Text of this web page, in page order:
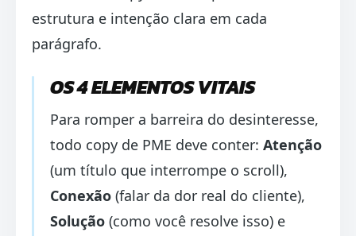
estrutura e intenção clara em cada
parágrafo.
OS 4 ELEMENTOS VITAIS
Para romper a barreira do desinteresse,
todo copy de PME deve conter: Atenção
(um título que interrompe o scroll),
Conexão (falar da dor real do cliente),
Solução (como você resolve isso) e